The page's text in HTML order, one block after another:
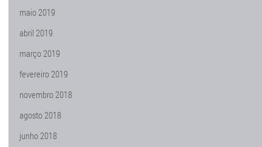
maio 2019
abril 2019
março 2019
fevereiro 2019
novembro 2018
agosto 2018
junho 2018